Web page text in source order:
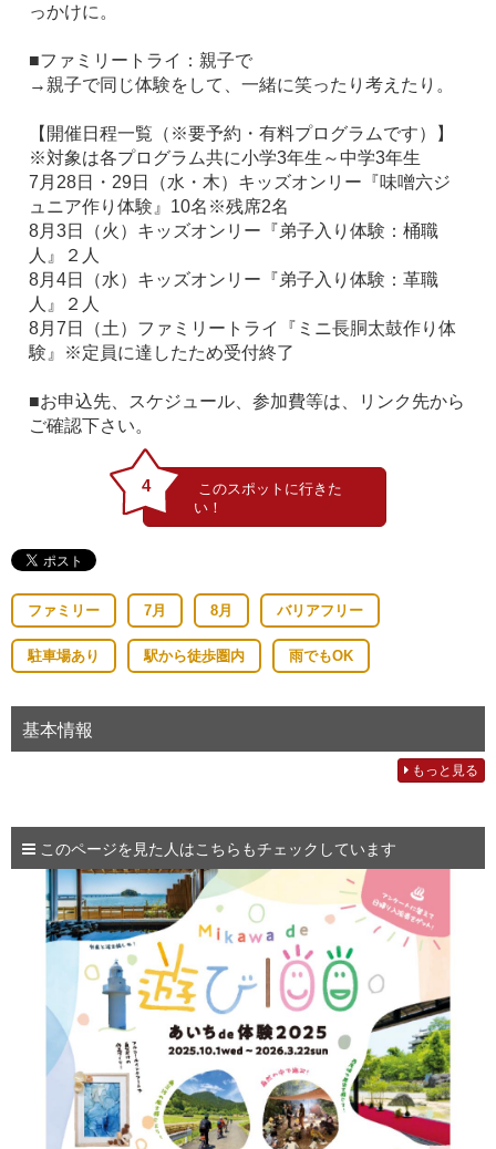
っかけに。
■ファミリートライ：親子で
→親子で同じ体験をして、一緒に笑ったり考えたり。
【開催日程一覧（※要予約・有料プログラムです）】
※対象は各プログラム共に小学3年生～中学3年生
7月28日・29日（水・木）キッズオンリー『味噌六ジ
ュニア作り体験』10名※残席2名
8月3日（火）キッズオンリー『弟子入り体験：桶職
人』２人
8月4日（水）キッズオンリー『弟子入り体験：革職
人』２人
8月7日（土）ファミリートライ『ミニ長胴太鼓作り体
験』※定員に達したため受付終了
■お申込先、スケジュール、参加費等は、リンク先から
ご確認下さい。
4
ファミリー 7月 8月 バリアフリー
駐車場あり 駅から徒歩圏内 雨でもOK
基本情報
もっと見る
このページを見た人はこちらもチェックしています